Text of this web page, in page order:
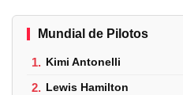
Mundial de Pilotos
1. Kimi Antonelli
2. Lewis Hamilton